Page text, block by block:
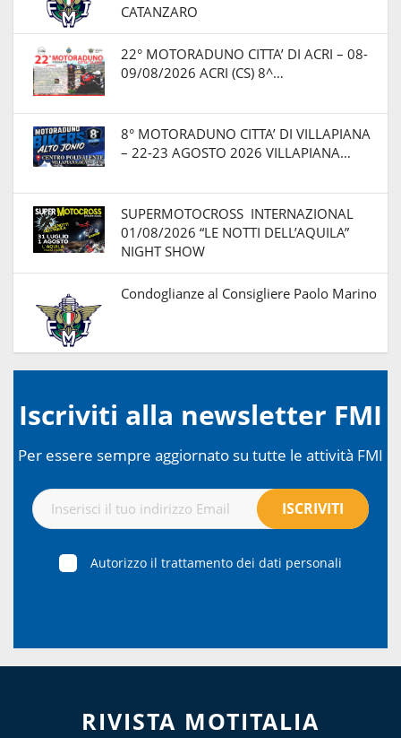
CATANZARO
22° MOTORADUNO CITTA’ DI ACRI – 08-
09/08/2026 ACRI (CS) 8^…
8° MOTORADUNO CITTA’ DI VILLAPIANA
– 22-23 AGOSTO 2026 VILLAPIANA…
SUPERMOTOCROSS INTERNAZIONAL
01/08/2026 “LE NOTTI DELL’AQUILA”
NIGHT SHOW
Condoglianze al Consigliere Paolo Marino
Iscriviti alla newsletter FMI
Per essere sempre aggiornato su tutte le attività FMI
Autorizzo il trattamento dei dati personali
RIVISTA MOTITALIA